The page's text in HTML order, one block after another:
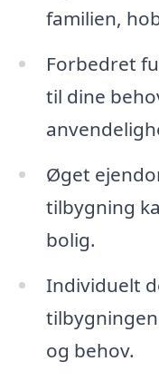
familien,
Forbedret
til dine
Øget
tilbygning
bolig.
Individuelt
og behov.